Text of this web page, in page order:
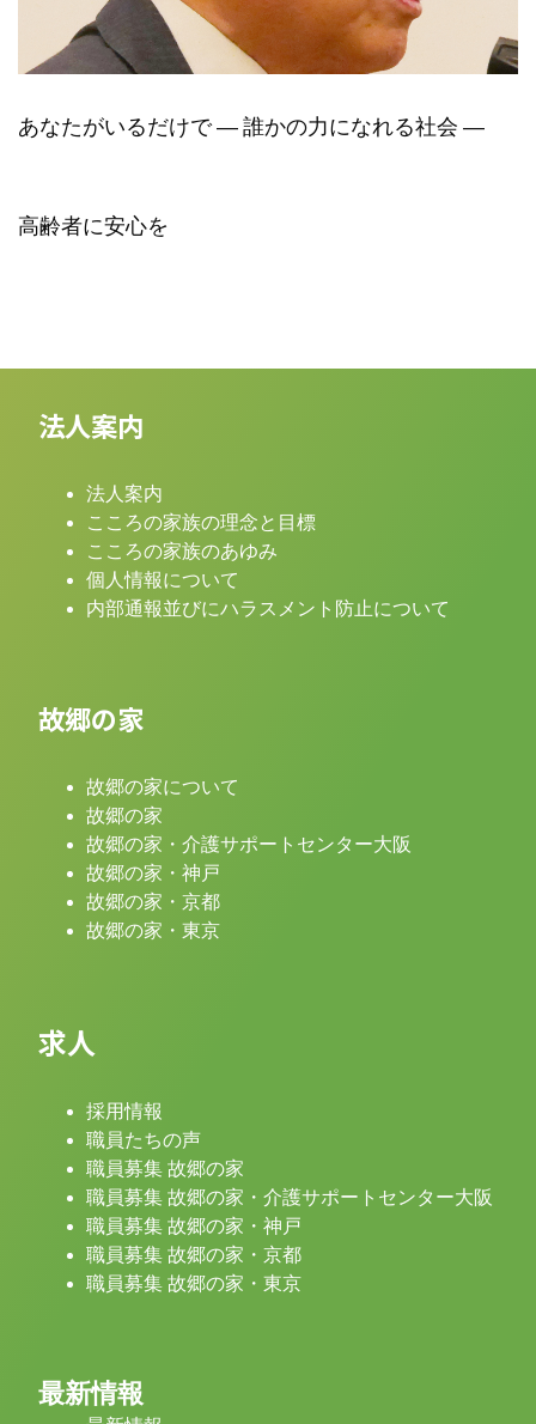
あなたがいるだけで ― 誰かの力になれる社会 ―
高齢者に安心を
法人案内
法人案内
こころの家族の理念と目標
こころの家族のあゆみ
個人情報について
内部通報並びにハラスメント防止について
故郷の家
故郷の家について
故郷の家
故郷の家・介護サポートセンター大阪
故郷の家・神戸
故郷の家・京都
故郷の家・東京
求人
採用情報
職員たちの声
職員募集 故郷の家
職員募集 故郷の家・介護サポートセンター大阪
職員募集 故郷の家・神戸
職員募集 故郷の家・京都
職員募集 故郷の家・東京
最新情報